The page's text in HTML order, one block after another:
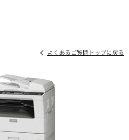
よくあるご質問トップに戻る